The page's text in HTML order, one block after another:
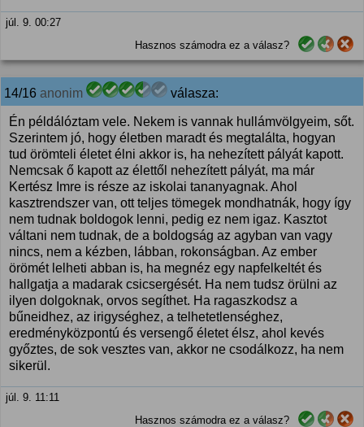
júl. 9. 00:27
Hasznos számodra ez a válasz?
14/16 anonim válasza:
Én példálóztam vele. Nekem is vannak hullámvölgyeim, sőt.
Szerintem jó, hogy életben maradt és megtalálta, hogyan
tud örömteli életet élni akkor is, ha nehezített pályát kapott.
Nemcsak ő kapott az élettől nehezített pályát, ma már
Kertész Imre is része az iskolai tananyagnak. Ahol
kasztrendszer van, ott teljes tömegek mondhatnák, hogy így
nem tudnak boldogok lenni, pedig ez nem igaz. Kasztot
váltani nem tudnak, de a boldogság az agyban van vagy
nincs, nem a kézben, lábban, rokonságban. Az ember
örömét lelheti abban is, ha megnéz egy napfelkeltét és
hallgatja a madarak csicsergését. Ha nem tudsz örülni az
ilyen dolgoknak, orvos segíthet. Ha ragaszkodsz a
bűneidhez, az irigységhez, a telhetetlenséghez,
eredményközpontú és versengő életet élsz, ahol kevés
győztes, de sok vesztes van, akkor ne csodálkozz, ha nem
sikerül.
júl. 9. 11:11
Hasznos számodra ez a válasz?